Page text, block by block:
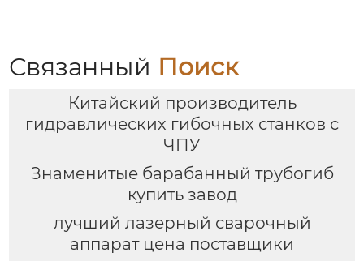
Связанный Поиск
Китайский производитель
гидравлических гибочных станков с
ЧПУ
Знаменитые барабанный трубогиб
купить завод
лучший лазерный сварочный
аппарат цена поставщики